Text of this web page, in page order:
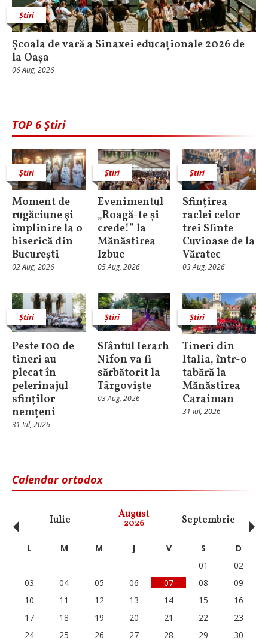
Știri
Școala de vară a Sinaxei educaționale 2026 de
la Oaşa
06 Aug, 2026
TOP 6 Știri
Știri
Moment de
rugăciune şi
împlinire la o
biserică din
Bucureşti
02 Aug, 2026
Știri
Evenimentul
„Roagă-te și
crede!” la
Mănăstirea
Izbuc
05 Aug, 2026
Știri
Sfințirea
raclei celor
trei Sfinte
Cuvioase de la
Văratec
03 Aug, 2026
Știri
Peste 100 de
tineri au
plecat în
pelerinajul
sfinților
nemțeni
31 Iul, 2026
Știri
Sfântul Ierarh
Nifon va fi
sărbătorit la
Târgoviște
03 Aug, 2026
Știri
Tineri din
Italia, într-o
tabără la
Mănăstirea
Caraiman
31 Iul, 2026
Calendar ortodox
Iulie August
2026 Septembrie
‹ L M M J V S
D
01
02
03
04 05 06 07 08
09
10
11 12 13 14 15
16
17
18 19 20 21 22
23
24
25 26 27 28 29 30